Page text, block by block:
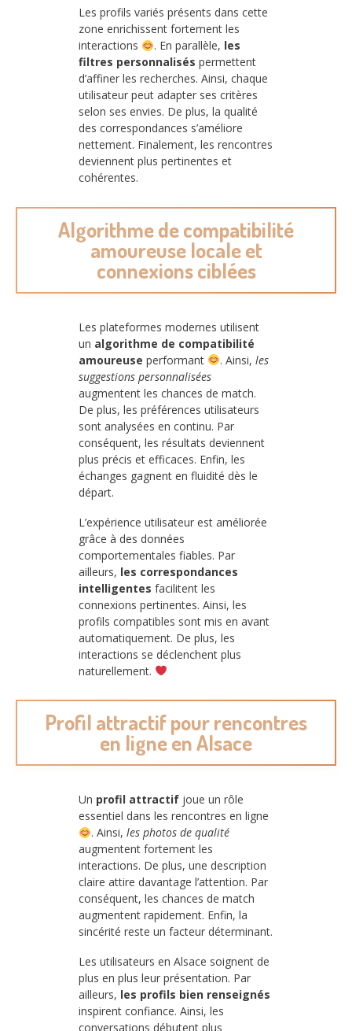
Les profils variés présents dans cette
zone enrichissent fortement les
interactions
. En parallèle, les
filtres personnalisés permettent
d’affiner les recherches. Ainsi, chaque
utilisateur peut adapter ses critères
selon ses envies. De plus, la qualité
des correspondances s’améliore
nettement. Finalement, les rencontres
deviennent plus pertinentes et
cohérentes.
Algorithme de compatibilité
amoureuse locale et
connexions ciblées
Les plateformes modernes utilisent
un algorithme de compatibilité
amoureuse performant . Ainsi, les
suggestions personnalisées
augmentent les chances de match.
De plus, les préférences utilisateurs
sont analysées en continu. Par
conséquent, les résultats deviennent
plus précis et efficaces. Enfin, les
échanges gagnent en fluidité dès le
départ.
L’expérience utilisateur est améliorée
grâce à des données
comportementales fiables. Par
ailleurs, les correspondances
intelligentes facilitent les
connexions pertinentes. Ainsi, les
profils compatibles sont mis en avant
automatiquement. De plus, les
interactions se déclenchent plus
naturellement.
Profil attractif pour rencontres
en ligne en Alsace
Un profil attractif joue un rôle
essentiel dans les rencontres en ligne
. Ainsi, les photos de qualité
augmentent fortement les
interactions. De plus, une description
claire attire davantage l’attention. Par
conséquent, les chances de match
augmentent rapidement. Enfin, la
sincérité reste un facteur déterminant.
Les utilisateurs en Alsace soignent de
plus en plus leur présentation. Par
ailleurs, les profils bien renseignés
inspirent confiance. Ainsi, les
conversations débutent plus